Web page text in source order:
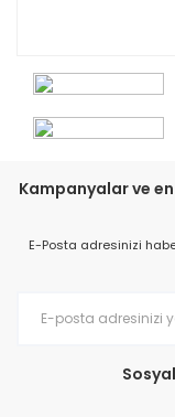
Kampanyalar ve
E-Posta adresinizi